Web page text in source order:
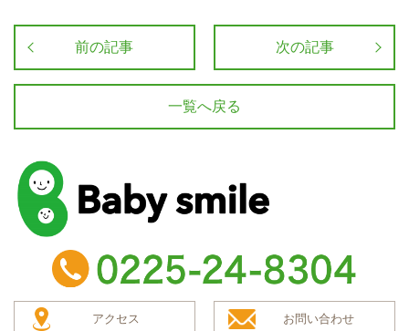
前の記事 次の記事
一覧へ戻る
baby smile
TEL：0225-24-8304
アクセス お問い合わせ